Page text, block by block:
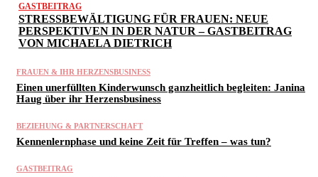
GASTBEITRAG
STRESSBEWÄLTIGUNG FÜR FRAUEN: NEUE
PERSPEKTIVEN IN DER NATUR – GASTBEITRAG
VON MICHAELA DIETRICH
FRAUEN & IHR HERZENSBUSINESS
Einen unerfüllten Kinderwunsch ganzheitlich begleiten: Janina
Haug über ihr Herzensbusiness
BEZIEHUNG & PARTNERSCHAFT
Kennenlernphase und keine Zeit für Treffen – was tun?
GASTBEITRAG